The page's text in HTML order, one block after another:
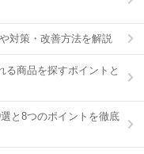
対策・改善方法を解説
る商品を探すポイントと
と8つのポイントを徹底